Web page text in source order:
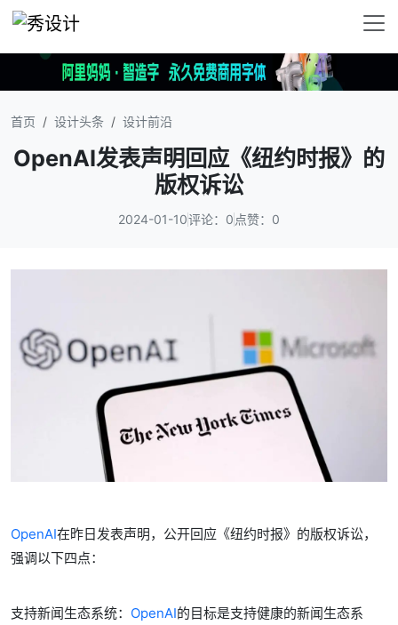
首页 设计头条 设计前沿
OpenAI发表声明回应《纽约时报》的
版权诉讼
2024-01-10评论：0 点赞：0
OpenAI在昨日发表声明，公开回应《纽约时报》的版权诉讼，
强调以下四点：
支持新闻生态系统： OpenAI的目标是支持健康的新闻生态系